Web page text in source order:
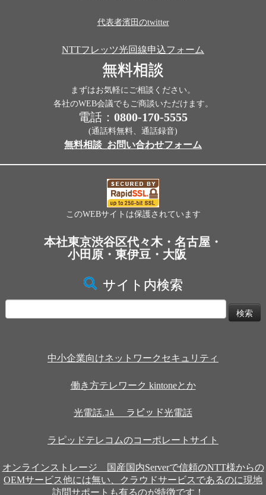
代表者濱田のtwitter
NTTフレッツ光回線申込フォーム
無料相談
まずはお気軽にご相談ください。
各社のWEB会議でもご商談いただけます。
電話： 0800-170-5555
(通話料無料、通話録音)
無料相談_お問い合わせフォーム
このWEBサイトは保護されています
本社東京渋谷区代々木・名古屋・
小田原・東伊豆・大阪
サイト内検索
索:
中小企業向けネットワークセキュリティ
働き方テレワーク kintoneとか
光電話.ｺﾑ ラピッド光電話
ラピッドテレコムのコーポレートサイト
オンラインストレージ 国産国内Serverで信頼のNTT様からの
OEMサービス他には無い、クラウドサービスであるのに現地
訪問サポートも有るのが特徴です！